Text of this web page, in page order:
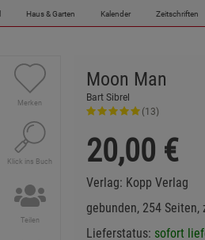
Haus & Garten Kalender Zeitschriften
Merken
Klick ins Buch
Teilen
Moon Man
Bart Sibrel
(13)
20,00 €
Verlag: Kopp Verlag
gebunden, 254
Lieferstatus: sofort